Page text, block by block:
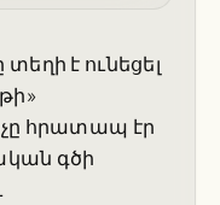
է ունեցել
հրատապ էր
գծի